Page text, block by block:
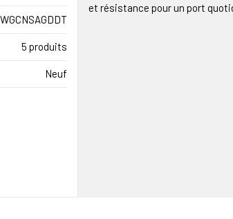
WGCNSAGDDT
5 produits
Neuf
et résistance pour un port